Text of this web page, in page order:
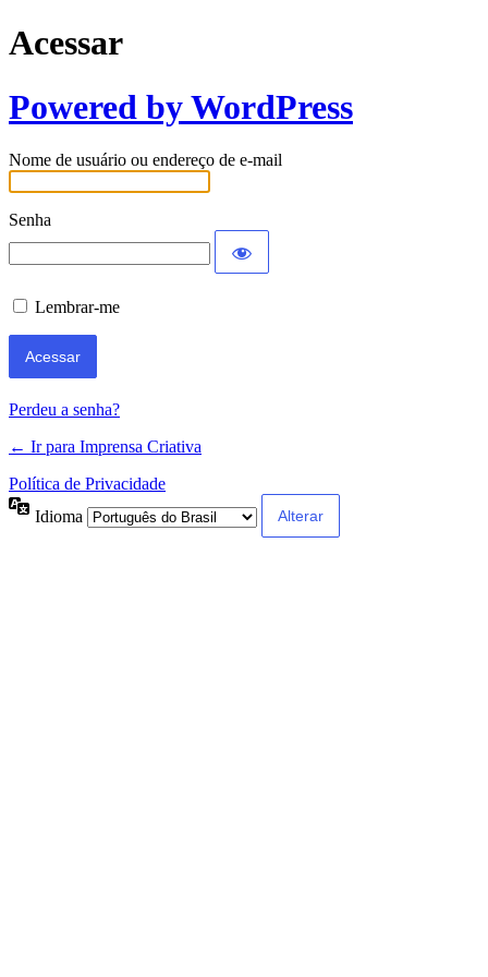
Acessar
Powered by WordPress
Nome de usuário ou endereço de e-mail
Senha
Lembrar-me
Perdeu a senha?
← Ir para Imprensa Criativa
Política de Privacidade
Idioma